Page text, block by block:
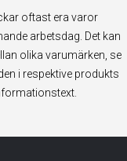
oftast era varor
arbetsdag. Det kan
olika varumärken, se
i respektive produkts